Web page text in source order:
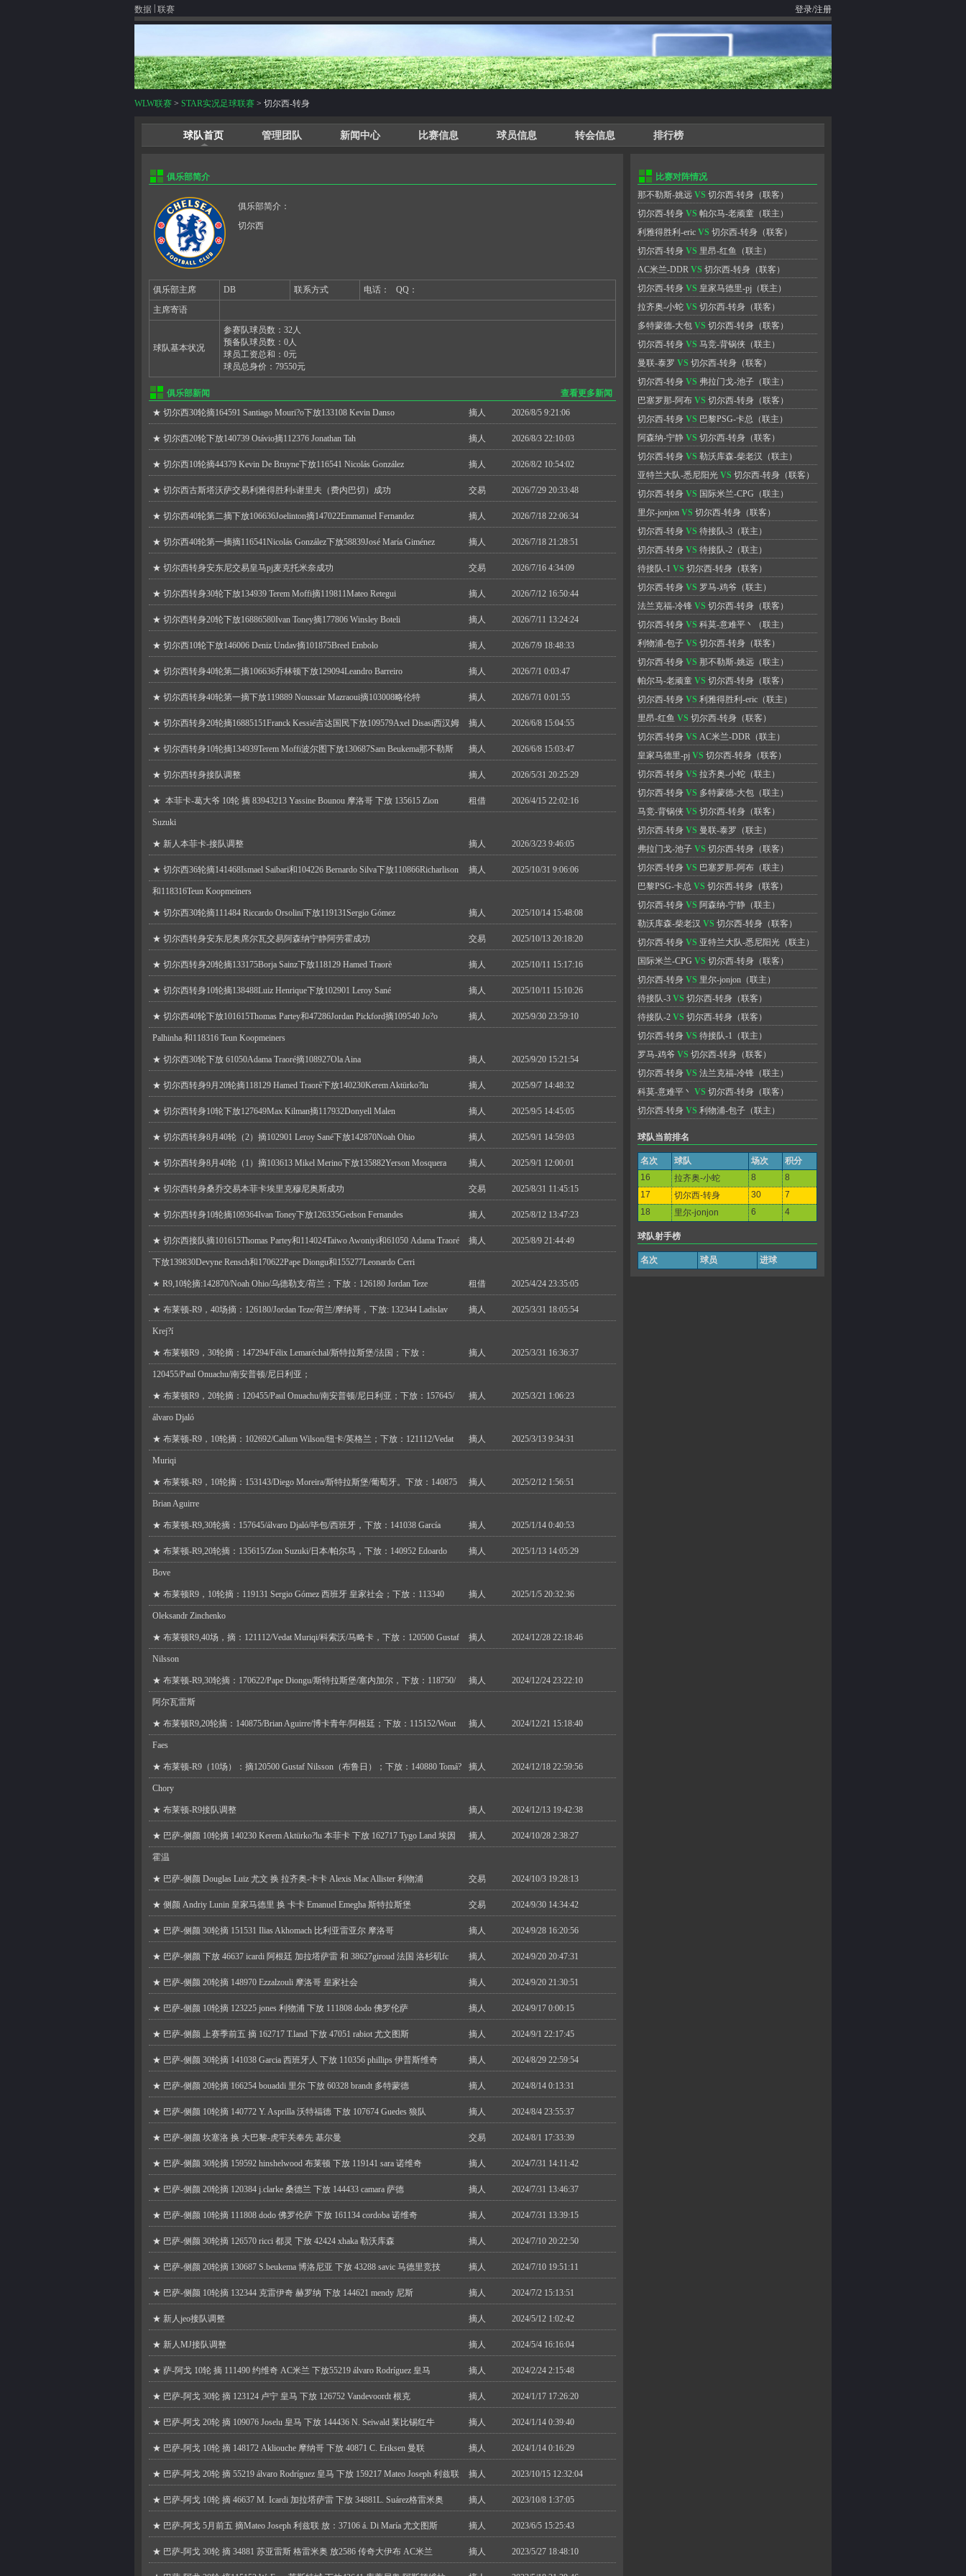
数据 联赛 登录/注册
WLW联赛 > STAR实况足球联赛 > 切尔西-转身
球队首页 管理团队 新闻中心 比赛信息 球员信息 转会信息 排行榜
俱乐部简介
俱乐部简介：
切尔西
俱乐部主席 DB 联系方式 电话：
QQ：
主席寄语
球队基本状况
参赛队球员数： 32人
预备队球员数： 0人
球员工资总和： 0元
球员总身价： 79550元
俱乐部新闻
查看更多新闻
★ 切尔西30轮摘164591 Santiago Mouri?o下放133108 Kevin Danso 摘人 2026/8/5 9:21:06
★ 切尔西20轮下放140739 Otávio摘112376 Jonathan Tah 摘人 2026/8/3 22:10:03
★ 切尔西10轮摘44379 Kevin De Bruyne下放116541 Nicolás González 摘人 2026/8/2 10:54:02
★ 切尔西古斯塔沃萨交易利雅得胜利s谢里夫（费内巴切）成功 交易 2026/7/29 20:33:48
★ 切尔西40轮第二摘下放106636Joelinton摘147022Emmanuel Fernandez 摘人 2026/7/18 22:06:34
★ 切尔西40轮第一摘摘116541Nicolás González下放58839José María Giménez 摘人 2026/7/18 21:28:51
★ 切尔西转身安东尼交易皇马pj麦克托米奈成功 交易 2026/7/16 4:34:09
★ 切尔西转身30轮下放134939 Terem Moffi摘119811Mateo Retegui 摘人 2026/7/12 16:50:44
★ 切尔西转身20轮下放16886580Ivan Toney摘177806 Winsley Boteli 摘人 2026/7/11 13:24:24
★ 切尔西10轮下放146006 Deniz Undav摘101875Breel Embolo 摘人 2026/7/9 18:48:33
★ 切尔西转身40轮第二摘106636乔林顿下放129094Leandro Barreiro 摘人 2026/7/1 0:03:47
★ 切尔西转身40轮第一摘下放119889 Noussair Mazraoui摘103008略伦特 摘人 2026/7/1 0:01:55
★ 切尔西转身20轮摘16885151Franck Kessié吉达国民下放109579Axel Disasi西汉姆 摘人 2026/6/8 15:04:55
★ 切尔西转身10轮摘134939Terem Moffi波尔图下放130687Sam Beukema那不勒斯 摘人 2026/6/8 15:03:47
★ 切尔西转身接队调整 摘人 2026/5/31 20:25:29
★ 本菲卡-葛大爷 10轮 摘 83943213 Yassine Bounou 摩洛哥 下放 135615 Zion
Suzuki
租借 2026/4/15 22:02:16
★ 新人本菲卡-接队调整 摘人 2026/3/23 9:46:05
★ 切尔西36轮摘141468Ismael Saibari和104226 Bernardo Silva下放110866Richarlison
和118316Teun Koopmeiners
摘人 2025/10/31 9:06:06
★ 切尔西30轮摘111484 Riccardo Orsolini下放119131Sergio Gómez 摘人 2025/10/14 15:48:08
★ 切尔西转身安东尼奥席尔瓦交易阿森纳宁静阿劳霍成功 交易 2025/10/13 20:18:20
★ 切尔西转身20轮摘133175Borja Sainz下放118129 Hamed Traorè 摘人 2025/10/11 15:17:16
★ 切尔西转身10轮摘138488Luiz Henrique下放102901 Leroy Sané 摘人 2025/10/11 15:10:26
★ 切尔西40轮下放101615Thomas Partey和47286Jordan Pickford摘109540 Jo?o
Palhinha 和118316 Teun Koopmeiners
摘人 2025/9/30 23:59:10
★ 切尔西30轮下放 61050Adama Traoré摘108927Ola Aina 摘人 2025/9/20 15:21:54
★ 切尔西转身9月20轮摘118129 Hamed Traorè下放140230Kerem Aktürko?lu 摘人 2025/9/7 14:48:32
★ 切尔西转身10轮下放127649Max Kilman摘117932Donyell Malen 摘人 2025/9/5 14:45:05
★ 切尔西转身8月40轮（2）摘102901 Leroy Sané下放142870Noah Ohio 摘人 2025/9/1 14:59:03
★ 切尔西转身8月40轮（1）摘103613 Mikel Merino下放135882Yerson Mosquera 摘人 2025/9/1 12:00:01
★ 切尔西转身桑乔交易本菲卡埃里克穆尼奥斯成功 交易 2025/8/31 11:45:15
★ 切尔西转身10轮摘109364Ivan Toney下放126335Gedson Fernandes 摘人 2025/8/12 13:47:23
★ 切尔西接队摘101615Thomas Partey和114024Taiwo Awoniyi和61050 Adama Traoré
下放139830Devyne Rensch和170622Pape Diongu和155277Leonardo Cerri
摘人 2025/8/9 21:44:49
★ R9,10轮摘:142870/Noah Ohio/乌德勒支/荷兰；下放：126180 Jordan Teze 租借 2025/4/24 23:35:05
★ 布莱顿-R9，40场摘：126180/Jordan Teze/荷兰/摩纳哥，下放: 132344 Ladislav
Krej?í
摘人 2025/3/31 18:05:54
★ 布莱顿R9，30轮摘：147294/Félix Lemaréchal/斯特拉斯堡/法国；下放：
120455/Paul Onuachu/南安普顿/尼日利亚；
摘人 2025/3/31 16:36:37
★ 布莱顿R9，20轮摘：120455/Paul Onuachu/南安普顿/尼日利亚；下放：157645/
álvaro Djaló
摘人 2025/3/21 1:06:23
★ 布莱顿-R9，10轮摘：102692/Callum Wilson/纽卡/英格兰；下放：121112/Vedat
Muriqi
摘人 2025/3/13 9:34:31
★ 布莱顿-R9，10轮摘：153143/Diego Moreira/斯特拉斯堡/葡萄牙。下放：140875
Brian Aguirre
摘人 2025/2/12 1:56:51
★ 布莱顿-R9,30轮摘：157645/álvaro Djaló/毕包/西班牙，下放：141038 García 摘人 2025/1/14 0:40:53
★ 布莱顿-R9,20轮摘：135615/Zion Suzuki/日本/帕尔马，下放：140952 Edoardo
Bove
摘人 2025/1/13 14:05:29
★ 布莱顿R9，10轮摘：119131 Sergio Gómez 西班牙 皇家社会；下放：113340
Oleksandr Zinchenko
摘人 2025/1/5 20:32:36
★ 布莱顿R9,40场，摘：121112/Vedat Muriqi/科索沃/马略卡，下放：120500 Gustaf
Nilsson
摘人 2024/12/28 22:18:46
★ 布莱顿-R9,30轮摘：170622/Pape Diongu/斯特拉斯堡/塞内加尔，下放：118750/
阿尔瓦雷斯
摘人 2024/12/24 23:22:10
★ 布莱顿R9,20轮摘：140875/Brian Aguirre/博卡青年/阿根廷；下放：115152/Wout
Faes
摘人 2024/12/21 15:18:40
★ 布莱顿-R9（10场）：摘120500 Gustaf Nilsson（布鲁日）；下放：140880 Tomá?
Chory
摘人 2024/12/18 22:59:56
★ 布莱顿-R9接队调整 摘人 2024/12/13 19:42:38
★ 巴萨-侧颜 10轮摘 140230 Kerem Aktürko?lu 本菲卡 下放 162717 Tygo Land 埃因
霍温
摘人 2024/10/28 2:38:27
★ 巴萨-侧颜 Douglas Luiz 尤文 换 拉齐奥-卡卡 Alexis Mac Allister 利物浦 交易 2024/10/3 19:28:13
★ 侧颜 Andriy Lunin 皇家马德里 换 卡卡 Emanuel Emegha 斯特拉斯堡 交易 2024/9/30 14:34:42
★ 巴萨-侧颜 30轮摘 151531 Ilias Akhomach 比利亚雷亚尔 摩洛哥 摘人 2024/9/28 16:20:56
★ 巴萨-侧颜 下放 46637 icardi 阿根廷 加拉塔萨雷 和 38627giroud 法国 洛杉矶fc 摘人 2024/9/20 20:47:31
★ 巴萨-侧颜 20轮摘 148970 Ezzalzouli 摩洛哥 皇家社会 摘人 2024/9/20 21:30:51
★ 巴萨-侧颜 10轮摘 123225 jones 利物浦 下放 111808 dodo 佛罗伦萨 摘人 2024/9/17 0:00:15
★ 巴萨-侧颜 上赛季前五 摘 162717 T.land 下放 47051 rabiot 尤文图斯 摘人 2024/9/1 22:17:45
★ 巴萨-侧颜 30轮摘 141038 Garcia 西班牙人 下放 110356 phillips 伊普斯维奇 摘人 2024/8/29 22:59:54
★ 巴萨-侧颜 20轮摘 166254 bouaddi 里尔 下放 60328 brandt 多特蒙德 摘人 2024/8/14 0:13:31
★ 巴萨-侧颜 10轮摘 140772 Y. Asprilla 沃特福德 下放 107674 Guedes 狼队 摘人 2024/8/4 23:55:37
★ 巴萨-侧颜 坎塞洛 换 大巴黎-虎牢关奉先 基尔曼 交易 2024/8/1 17:33:39
★ 巴萨-侧颜 30轮摘 159592 hinshelwood 布莱顿 下放 119141 sara 诺维奇 摘人 2024/7/31 14:11:42
★ 巴萨-侧颜 20轮摘 120384 j.clarke 桑德兰 下放 144433 camara 萨德 摘人 2024/7/31 13:46:37
★ 巴萨-侧颜 10轮摘 111808 dodo 佛罗伦萨 下放 161134 cordoba 诺维奇 摘人 2024/7/31 13:39:15
★ 巴萨-侧颜 30轮摘 126570 ricci 都灵 下放 42424 xhaka 勒沃库森 摘人 2024/7/10 20:22:50
★ 巴萨-侧颜 20轮摘 130687 S.beukema 博洛尼亚 下放 43288 savic 马德里竞技 摘人 2024/7/10 19:51:11
★ 巴萨-侧颜 10轮摘 132344 克雷伊奇 赫罗纳 下放 144621 mendy 尼斯 摘人 2024/7/2 15:13:51
★ 新人jeo接队调整 摘人 2024/5/12 1:02:42
★ 新人MJ接队调整 摘人 2024/5/4 16:16:04
★ 萨-阿戈 10轮 摘 111490 约维奇 AC米兰 下放55219 álvaro Rodríguez 皇马 摘人 2024/2/24 2:15:48
★ 巴萨-阿戈 30轮 摘 123124 卢宁 皇马 下放 126752 Vandevoordt 根克 摘人 2024/1/17 17:26:20
★ 巴萨-阿戈 20轮 摘 109076 Joselu 皇马 下放 144436 N. Seiwald 莱比锡红牛 摘人 2024/1/14 0:39:40
★ 巴萨-阿戈 10轮 摘 148172 Akliouche 摩纳哥 下放 40871 C. Eriksen 曼联 摘人 2024/1/14 0:16:29
★ 巴萨-阿戈 20轮 摘 55219 álvaro Rodríguez 皇马 下放 159217 Mateo Joseph 利兹联 摘人 2023/10/15 12:32:04
★ 巴萨-阿戈 10轮 摘 46637 M. Icardi 加拉塔萨雷 下放 34881L. Suárez格雷米奥 摘人 2023/10/8 1:37:05
★ 巴萨-阿戈 5月前五 摘Mateo Joseph 利兹联 放：37106 á. Di María 尤文图斯 摘人 2023/6/5 15:25:43
★ 巴萨-阿戈 30轮 摘 34881 苏亚雷斯 格雷米奥 放2586 传奇大伊布 AC米兰 摘人 2023/5/27 18:48:10
比赛对阵情况
那不勒斯-姚远 VS 切尔西-转身 （联客）
切尔西-转身 VS 帕尔马-老顽童 （联主）
利雅得胜利-eric VS 切尔西-转身 （联客）
切尔西-转身 VS 里昂-红鱼
（联主）
AC米兰-DDR VS 切尔西-转身 （联客）
切尔西-转身 VS 皇家马德里-pj （联主）
拉齐奥-小蛇 VS 切尔西-转身 （联客）
多特蒙德-大包 VS 切尔西-转身 （联客）
切尔西-转身 VS 马竞-背锅侠 （联主）
曼联-泰罗 VS 切尔西-转身 （联客）
切尔西-转身 VS 弗拉门戈-池子 （联主）
巴塞罗那-阿布 VS 切尔西-转身 （联客）
切尔西-转身 VS 巴黎PSG-卡总 （联主）
阿森纳-宁静 VS 切尔西-转身 （联客）
切尔西-转身 VS 勒沃库森-柴老汉
（联主）
亚特兰大队-悉尼阳光 VS 切尔西-转身 （联客）
切尔西-转身 VS 国际米兰-CPG （联主）
里尔-jonjon VS 切尔西-转身 （联客）
切尔西-转身 VS 待接队-3 （联主）
切尔西-转身 VS 待接队-2 （联主）
待接队-1 VS 切尔西-转身 （联客）
切尔西-转身 VS 罗马-鸡爷 （联主）
法兰克福-冷锋 VS 切尔西-转身 （联客）
切尔西-转身 VS 科莫-意难平丶
（联主）
利物浦-包子 VS 切尔西-转身 （联客）
切尔西-转身 VS 那不勒斯-姚远 （联主）
帕尔马-老顽童 VS 切尔西-转身 （联客）
切尔西-转身 VS 利雅得胜利-eric （联主）
里昂-红鱼 VS 切尔西-转身 （联客）
切尔西-转身 VS AC米兰-DDR （联主）
皇家马德里-pj VS 切尔西-转身 （联客）
切尔西-转身 VS 拉齐奥-小蛇 （联主）
切尔西-转身 VS 多特蒙德-大包 （联主）
马竞-背锅侠 VS 切尔西-转身 （联客）
切尔西-转身 VS 曼联-泰罗 （联主）
弗拉门戈-池子 VS 切尔西-转身 （联客）
切尔西-转身 VS 巴塞罗那-阿布 （联主）
巴黎PSG-卡总 VS 切尔西-转身 （联客）
切尔西-转身 VS 阿森纳-宁静 （联主）
勒沃库森-柴老汉 VS 切尔西-转身 （联客）
切尔西-转身 VS 亚特兰大队-悉尼阳光 （联主）
国际米兰-CPG VS 切尔西-转身 （联客）
切尔西-转身 VS 里尔-jonjon （联主）
待接队-3 VS 切尔西-转身 （联客）
待接队-2 VS 切尔西-转身 （联客）
切尔西-转身 VS 待接队-1 （联主）
罗马-鸡爷 VS 切尔西-转身 （联客）
切尔西-转身 VS 法兰克福-冷锋 （联主）
科莫-意难平丶 VS 切尔西-转身 （联客）
切尔西-转身 VS 利物浦-包子 （联主）
球队当前排名
名次 球队 场次
积分
16
拉齐奥-小蛇 8
8
17
切尔西-转身 30
7
18
里尔-jonjon 6 4
球队射手榜
名次 球员 进球